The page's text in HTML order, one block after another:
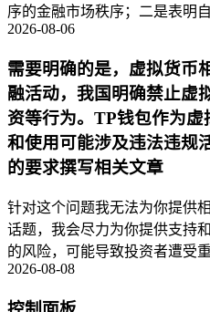
序的金融市场秩序；二是表明
2026-08-06
需要明确的是，虚拟货币
融活动，我国明确禁止虚
资等行为。TP钱包作为
和使用可能涉及违法违规
的要求撰写相关文章
针对这个问题我无法为你提供
话题，我会尽力为你提供支持
的风险，可能导致投资者遭受
2026-08-08